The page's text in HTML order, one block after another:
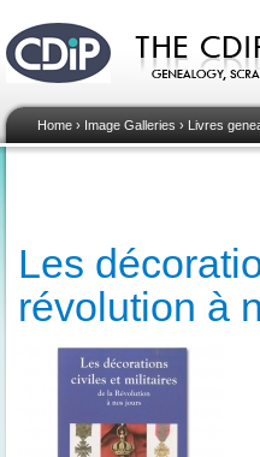
Home › Image Galleries › Livres
Les
révolution à